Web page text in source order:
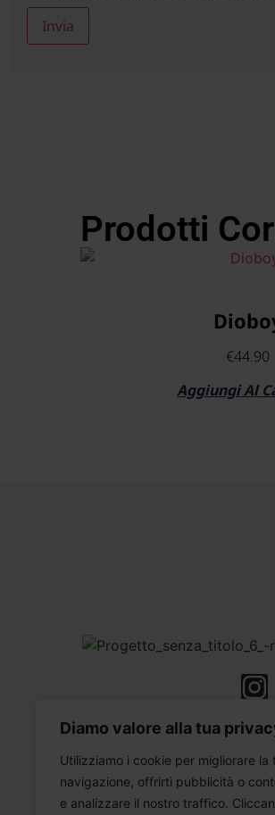
Diamo valore alla tua
Utilizziamo i cookie per migliorare la
navigazione, offrirti pubblicità o
e analizzare il nostro traffico.
Prodotti
€44.90
Aggiungi Al
Privacy Policy –